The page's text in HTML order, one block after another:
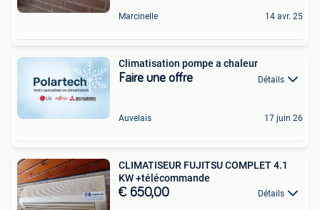
Marcinelle 14 avr. 25
Climatisation pompe a chaleur
Faire une offre Détails
Auvelais 17 juin 26
CLIMATISEUR FUJITSU COMPLET 4.1
KW +télécommande
€ 650,00 Détails